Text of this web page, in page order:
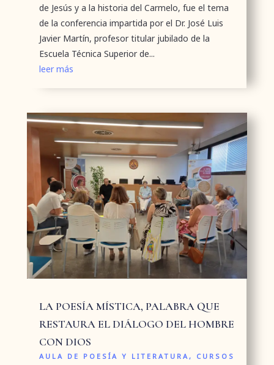
de Jesús y a la historia del Carmelo, fue el tema
de la conferencia impartida por el Dr. José Luis
Javier Martín, profesor titular jubilado de la
Escuela Técnica Superior de...
leer más
LA POESÍA MÍSTICA, PALABRA QUE
RESTAURA EL DIÁLOGO DEL HOMBRE
CON DIOS
AULA DE POESÍA Y LITERATURA, CURSOS